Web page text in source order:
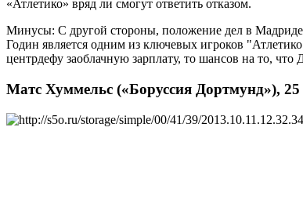
«Атлетико» вряд ли смогут ответить отказом.
Минусы: С другой стороны, положение дел в Мадриде
Годин является одним из ключевых игроков
центрдефу заоблачную зарплату, то шансов на то,
Матс Хуммельс («Боруссия Дортмунд»), 25